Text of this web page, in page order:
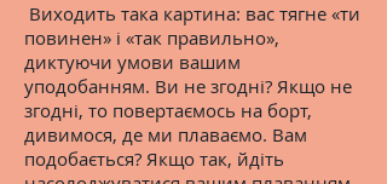
Виходить така картина: вас тягне «ти
повинен» і «так правильно»,
диктуючи умови вашим
уподобанням. Ви не згодні? Якщо не
згодні, то повертаємось на борт,
дивимося, де ми плаваємо. Вам
подобається? Якщо так, йдіть